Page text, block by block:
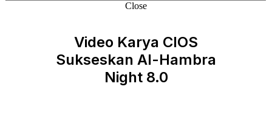
Close
Video Karya CIOS
Sukseskan Al-Hambra
Night 8.0